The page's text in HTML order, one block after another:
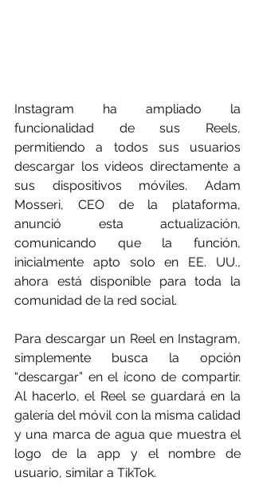
Instagram ha ampliado la
funcionalidad de sus Reels,
permitiendo a todos sus usuarios
descargar los videos directamente a
sus dispositivos móviles. Adam
Mosseri, CEO de la plataforma,
anunció esta actualización,
comunicando que la función,
inicialmente apto solo en EE. UU.,
ahora está disponible para toda la
comunidad de la red social.
Para descargar un Reel en Instagram,
simplemente busca la opción
“descargar” en el ícono de compartir.
Al hacerlo, el Reel se guardará en la
galería del móvil con la misma calidad
y una marca de agua que muestra el
logo de la app y el nombre de
usuario, similar a TikTok.